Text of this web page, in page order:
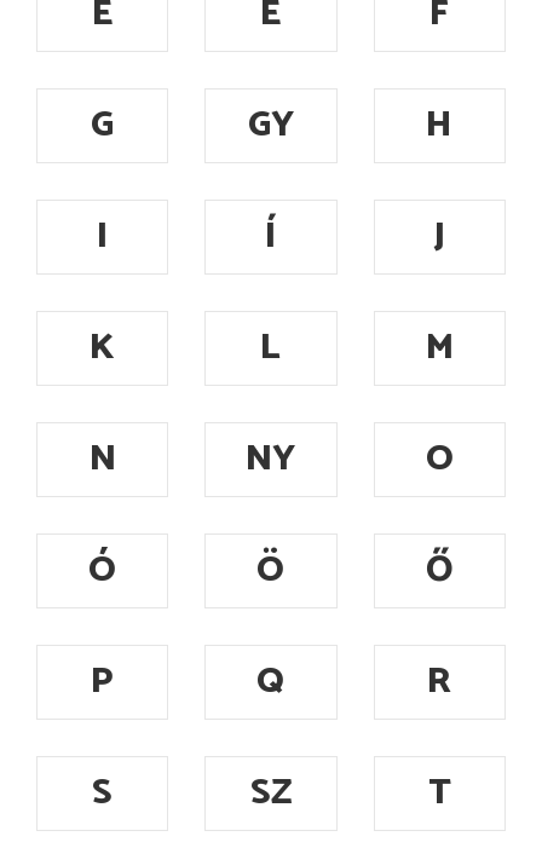
E É
F
G
GY
H
I
Í
J
K
L
M
N
NY
O
Ó
Ö
Ő
P
Q
R
S
SZ
T